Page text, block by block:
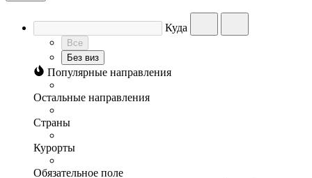
Куда
Все
Без виз
Популярные направления
Остальные направления
Страны
Курорты
Обязательное поле